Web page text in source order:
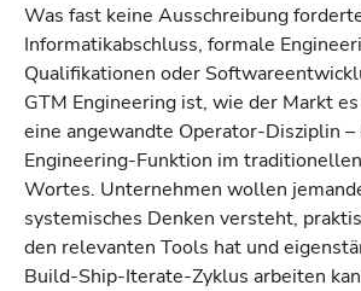
Was fast keine Ausschreibung
Informatikabschluss, formale
Qualifikationen oder
GTM Engineering ist, wie der Markt
eine angewandte Operator-Disziplin –
Engineering-Funktion im
Wortes. Unternehmen wollen
systemisches Denken versteht,
den relevanten Tools hat und
Build-Ship-Iterate-Zyklus arbeiten